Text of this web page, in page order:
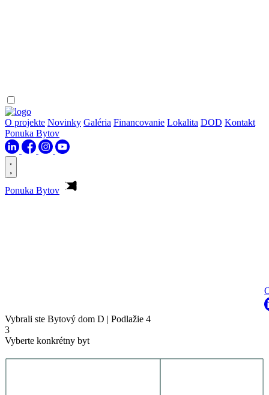
O projekte Novinky Galéria Financovanie Lokalita DOD Kontakt
Ponuka Bytov
Ponuka Bytov
Vybrali ste Bytový dom D | Podlažie 4
3
Vyberte konkrétny byt